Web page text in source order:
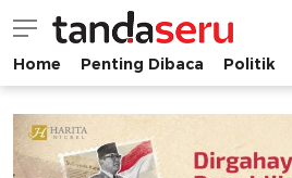
tandaseru.com | Penting
tandaseru.com
Home Penting Dibaca Politik